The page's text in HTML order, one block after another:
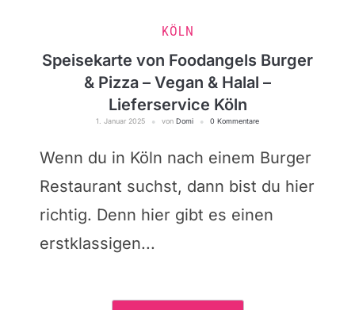
KÖLN
Speisekarte von Foodangels Burger
& Pizza – Vegan & Halal –
Lieferservice Köln
1. Januar 2025 von Domi 0 Kommentare
Wenn du in Köln nach einem Burger
Restaurant suchst, dann bist du hier
richtig. Denn hier gibt es einen
erstklassigen...